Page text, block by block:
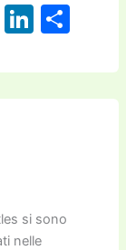
Li
k
e
C
n
di
si sono
nelle